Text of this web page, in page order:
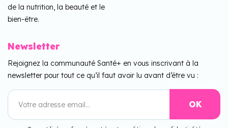
de la nutrition, la beauté et le
bien-être.
Newsletter
Rejoignez la communauté Santé+ en vous inscrivant à la
newsletter pour tout ce qu’il faut avoir lu avant d’être vu :